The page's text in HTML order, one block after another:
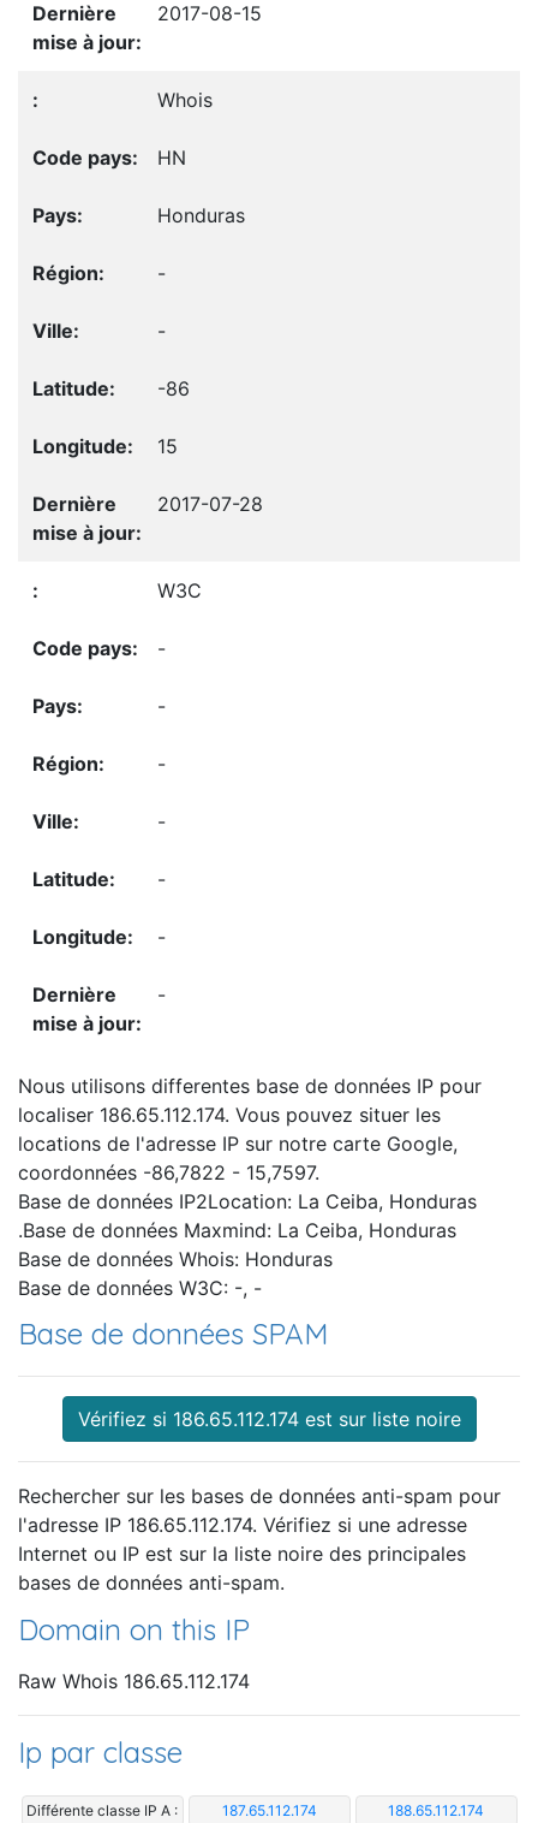
2017-08-15
Whois
HN
Honduras
-
-
-86
15
2017-07-28
W3C
-
-
-
-
-
-
-
Nous utilisons differentes base de données IP pour
localiser 186.65.112.174. Vous pouvez situer les
locations de l'adresse IP sur notre carte Google,
coordonnées -86,7822 - 15,7597.
Base de données IP2Location: La Ceiba, Honduras
.Base de données Maxmind: La Ceiba, Honduras
Base de données Whois: Honduras
Base de données W3C: -, -
Base de données SPAM
Vérifiez si 186.65.112.174 est sur liste noire
Rechercher sur les bases de données anti-spam pour
l'adresse IP 186.65.112.174. Vérifiez si une adresse
Internet ou IP est sur la liste noire des principales
bases de données anti-spam.
Domain on this IP
Raw Whois 186.65.112.174
Ip par classe
Différente classe IP A : 187.65.112.174 188.65.112.174